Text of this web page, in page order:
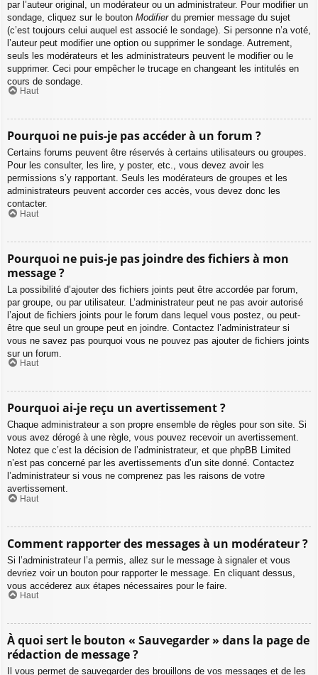
par l’auteur original, un modérateur ou un administrateur. Pour modifier un
sondage, cliquez sur le bouton Modifierdu premier message du sujet
(c’est toujours celui auquel est associé le sondage). Si personne n’a voté,
l’auteur peut modifier une option ou supprimer le sondage. Autrement,
seuls les modérateurs et les administrateurs peuvent le modifier ou le
supprimer. Ceci pour empêcher le trucage en changeant les intitulés en
cours de sondage.
Haut
Pourquoi ne puis-je pas accéder à un forum ?
Certains forums peuvent être réservés à certains utilisateurs ou groupes.
Pour les consulter, les lire, y poster, etc., vous devez avoir les
permissions s’y rapportant. Seuls les modérateurs de groupes et les
administrateurs peuvent accorder ces accès, vous devez donc les
contacter.
Haut
Pourquoi ne puis-je pas joindre des fichiers à mon
message ?
La possibilité d’ajouter des fichiers joints peut être accordée par forum,
par groupe, ou par utilisateur. L’administrateur peut ne pas avoir autorisé
l’ajout de fichiers joints pour le forum dans lequel vous postez, ou peut-
être que seul un groupe peut en joindre. Contactez l’administrateur si
vous ne savez pas pourquoi vous ne pouvez pas ajouter de fichiers joints
sur un forum.
Haut
Pourquoi ai-je reçu un avertissement ?
Chaque administrateur a son propre ensemble de règles pour son site. Si
vous avez dérogé à une règle, vous pouvez recevoir un avertissement.
Notez que c’est la décision de l’administrateur, et que phpBB Limited
n’est pas concerné par les avertissements d’un site donné. Contactez
l’administrateur si vous ne comprenez pas les raisons de votre
avertissement.
Haut
Comment rapporter des messages à un modérateur ?
Si l’administrateur l’a permis, allez sur le message à signaler et vous
devriez voir un bouton pour rapporter le message. En cliquant dessus,
vous accéderez aux étapes nécessaires pour le faire.
Haut
À quoi sert le bouton « Sauvegarder » dans la page de
rédaction de message ?
Il vous permet de sauvegarder des brouillons de vos messages et de les